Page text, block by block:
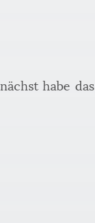
habe das